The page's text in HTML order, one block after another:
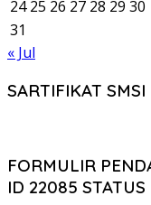
24 25 26 27 28 29 30
31
« Jul
SARTIFIKAT
FORMULIR
ID 22085 STATUS